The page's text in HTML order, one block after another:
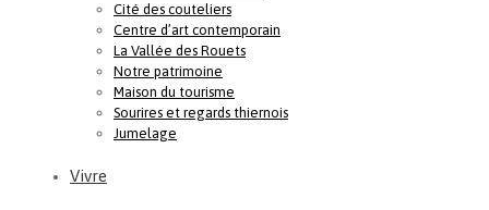
Cité des couteliers
Centre d’art contemporain
La Vallée des Rouets
Notre patrimoine
Maison du tourisme
Sourires et regards thiernois
Jumelage
Vivre